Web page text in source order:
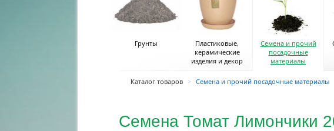
Грунты
Пластиковые,
керамические
изделия и декор
Семена и прочий
посадочные
материалы
Каталог товаров > Семена и прочий посадочные материалы
Семена Томат Лимончики